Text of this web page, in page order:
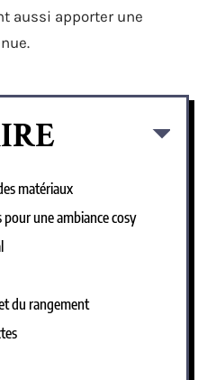
aussi apporter une
matériaux
une ambiance cosy
du rangement